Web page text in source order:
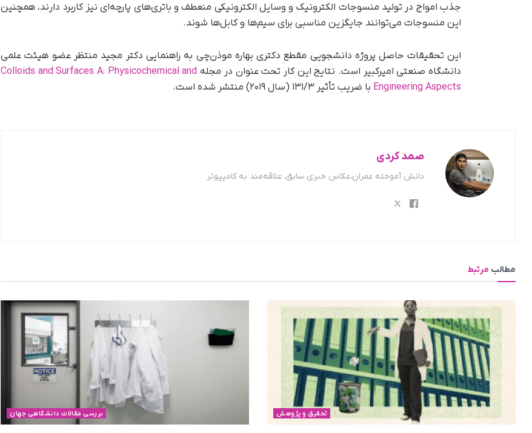
جذب امواج در تولید منسوجات الکترونیک و وسایل الکترونیکی منعطف و باتری‌های پارچه‌ای نیز کاربرد دارند، همچنین
این منسوجات می‌توانند جایگزین مناسبی برای سیم‌ها و کابل‌ها شوند.
این تحقیقات حاصل پروژه دانشجویی مقطع دکتری بهاره موذن‌چی به راهنمایی دکتر مجید منتظر عضو هیئت علمی
دانشگاه صنعتی امیرکبیر است. نتایج این کار تحت عنوان در مجله Colloids and Surfaces A: Physicochemical and
Engineering Aspects با ضریب تأثیر ۱۳۱/۳ (سال ۲۰۱۹) منتشر شده است.
صمد کردی
دانش آموخته عمران،عکاس خبری سابق، علاقه‌مند به کامپیوتر
مطالب مرتبط
تحقیق و پژوهش بررسی مقالات دانشگاهی جهان